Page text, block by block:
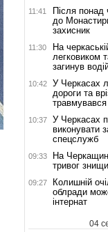
11:41
Після понад
до
захисник
11:30
На
легковиком
загинув
10:42
У Черкасах
дороги та
травмувався
10:37
У Черкасах
виконувати
спецслужб
09:33
На
тривог
09:27
Колишній
облради
інтернат
04